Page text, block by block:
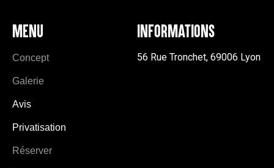
MENU
Concept
Galerie
Avis
Privatisation
Réserver
INFORMATIONS
56 Rue Tronchet, 69006 Lyon